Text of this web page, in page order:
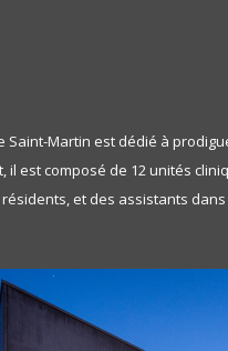
Martin est dédié à
est composé de 12 unités
des résidents, et des